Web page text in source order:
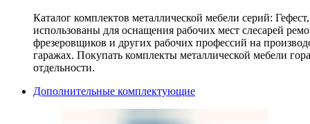
Каталог комплектов металлической мебели серий:
использованы для оснащения рабочих мест слесарей
фрезеровщиков и других рабочих профессий на
гаражах. Покупать комплекты металлической мебели
отдельности.
Дополнительные комплектующие